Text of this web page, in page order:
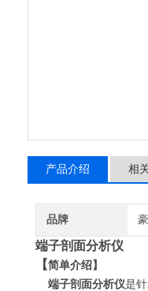
产品介绍 相
品牌
端子剖面分析仪
【简单介绍】
端子剖面分析仪是